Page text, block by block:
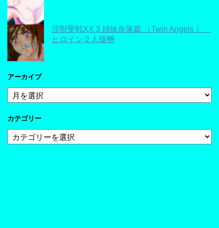
淫獣聖戦XX 3 姉妹奈落篇 （Twin Angels ）
ヒロイン２人猿轡
アーカイブ
ア
ー
イ
カテゴリー
テ